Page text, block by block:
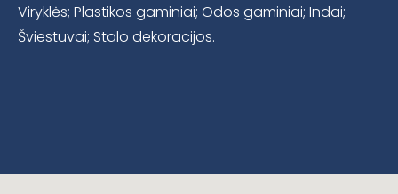
Viryklės; Plastikos gaminiai; Odos gaminiai; Indai;
Šviestuvai; Stalo dekoracijos.